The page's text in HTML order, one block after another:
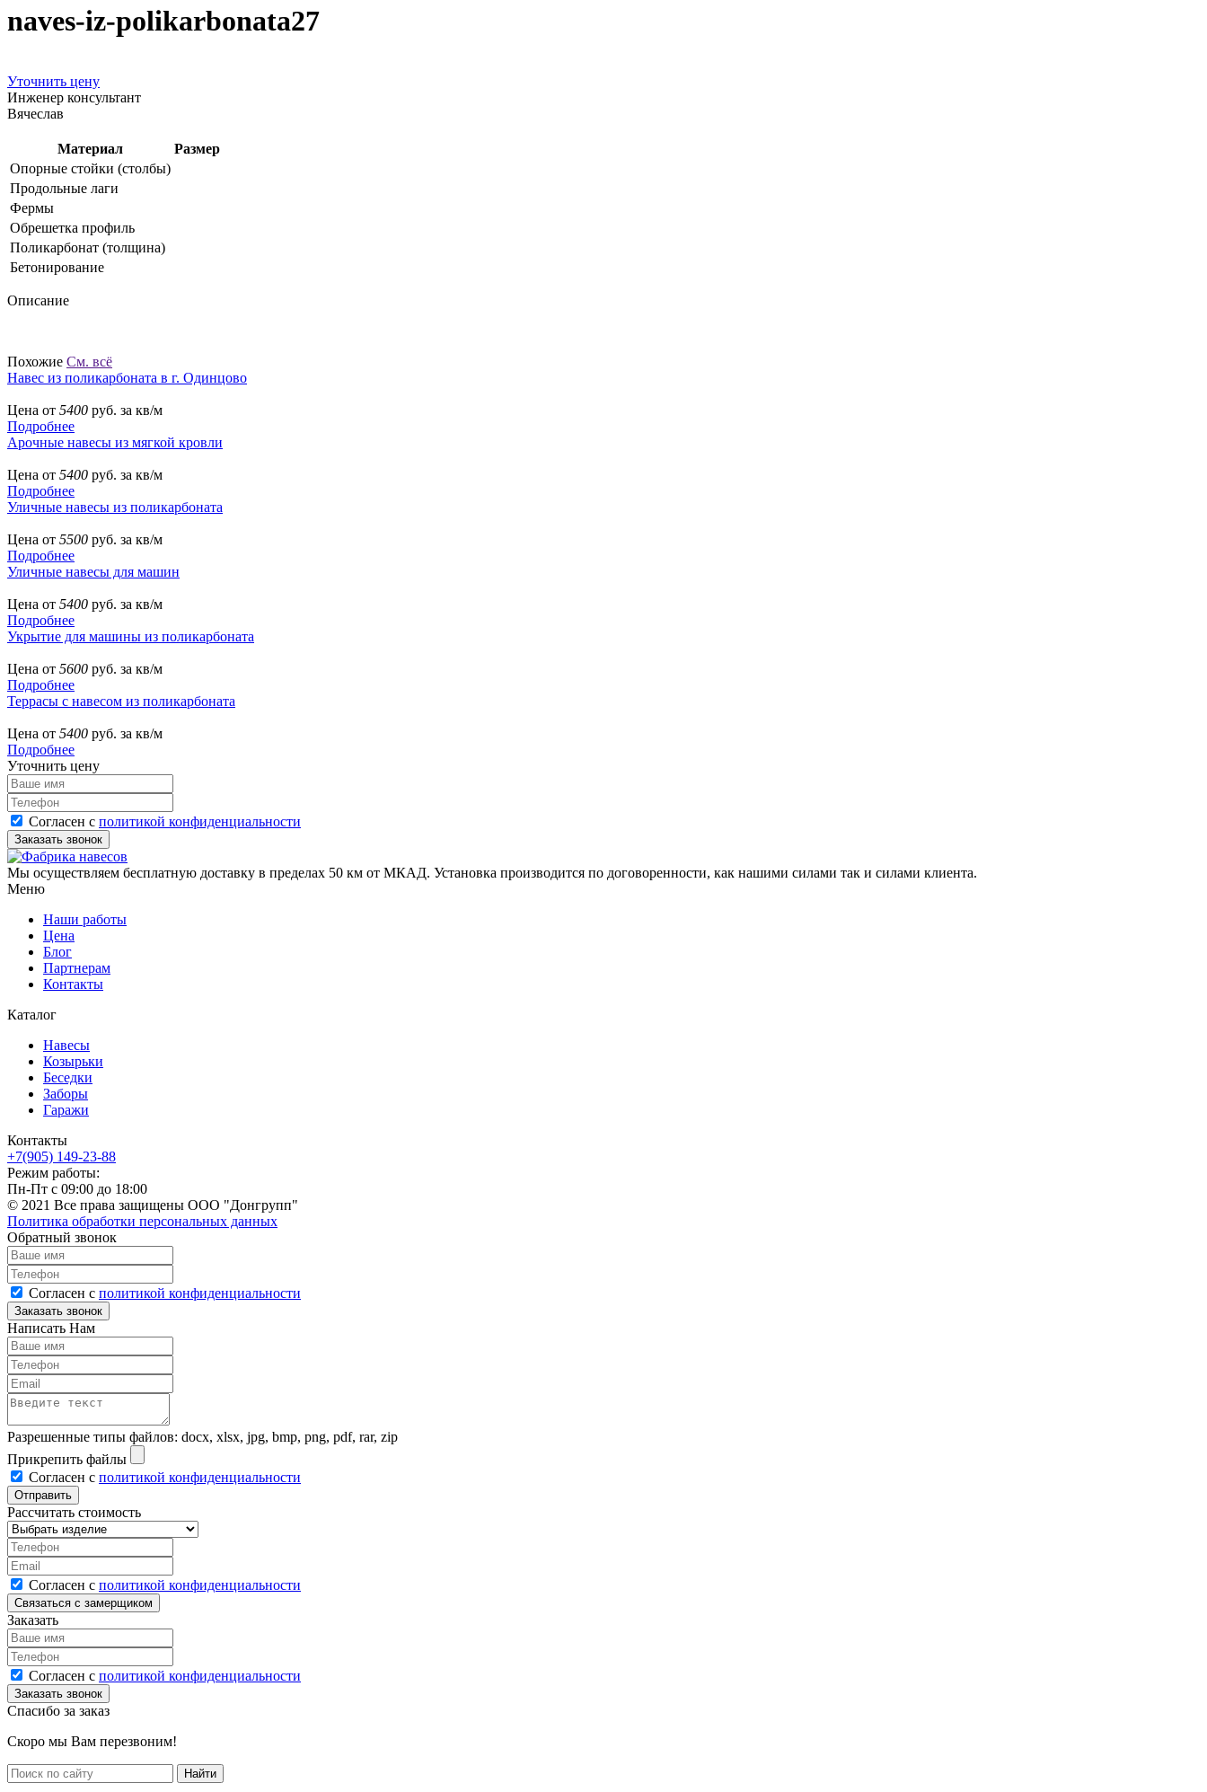
naves-iz-polikarbonata27
Уточнить цену
Инженер консультант
Вячеслав
Материал
Размер
Опорные стойки (столбы)
Продольные лаги
Фермы
Обрешетка профиль
Поликарбонат (толщина)
Бетонирование
Описание
Похожие См. всё
Навес из поликарбоната в г. Одинцово
Цена от 5400 руб. за кв/м
Подробнее
Арочные навесы из мягкой кровли
Цена от 5400 руб. за кв/м
Подробнее
Уличные навесы из поликарбоната
Цена от 5500 руб. за кв/м
Подробнее
Уличные навесы для машин
Цена от 5400 руб. за кв/м
Подробнее
Укрытие для машины из поликарбоната
Цена от 5600 руб. за кв/м
Подробнее
Террасы с навесом из поликарбоната
Цена от 5400 руб. за кв/м
Подробнее
Уточнить цену
Согласен с политикой конфиденциальности
Мы осуществляем бесплатную доставку в пределах 50 км от МКАД. Установка производится по договоренности, как нашими силами так и силами клиента.
Меню
Наши работы
Цена
Блог
Партнерам
Контакты
Каталог
Навесы
Козырьки
Беседки
Заборы
Гаражи
Контакты
+7(905) 149-23-88
Режим работы:
Пн-Пт с 09:00 до 18:00
© 2021 Все права защищены ООО "Донгрупп"
Политика обработки персональных данных
Обратный звонок
Согласен с политикой конфиденциальности
Написать Нам
Разрешенные типы файлов: docx, xlsx, jpg, bmp, png, pdf, rar, zip
Прикрепить файлы
Согласен с политикой конфиденциальности
Рассчитать стоимость
Согласен с политикой конфиденциальности
Заказать
Согласен с политикой конфиденциальности
Спасибо за заказ
Скоро мы Вам перезвоним!